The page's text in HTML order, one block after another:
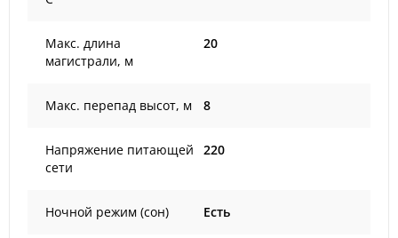
Макс. длина
магистрали, м
20
Макс. перепад высот, м 8
Напряжение питающей
сети
220
Ночной режим (сон) Есть